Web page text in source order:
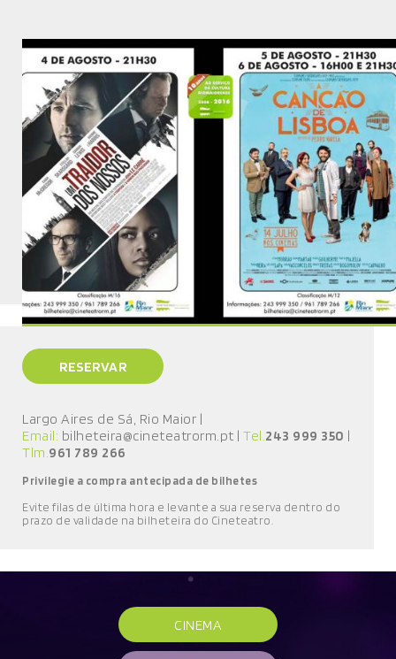
RESERVAR
Largo Aires de Sá, Rio Maior |
Email: bilheteira@cineteatrorm.pt | Tel.243 999 350 |
Tlm.961 789 266
Privilegie a compra antecipada de bilhetes
Evite filas de última hora e levante a sua reserva dentro do
prazo de validade na bilheteira do Cineteatro.
CINEMA